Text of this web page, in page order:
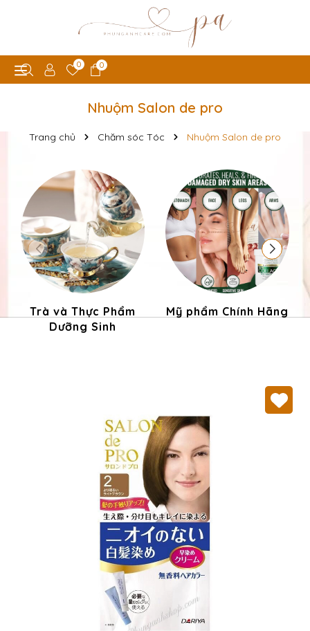
0 0
Nhuộm Salon de pro
Trang chủ Chăm sóc Tóc Nhuộm Salon de pro
Trà và Thực Phẩm
Dưỡng Sinh
Mỹ phẩm Chính Hãng